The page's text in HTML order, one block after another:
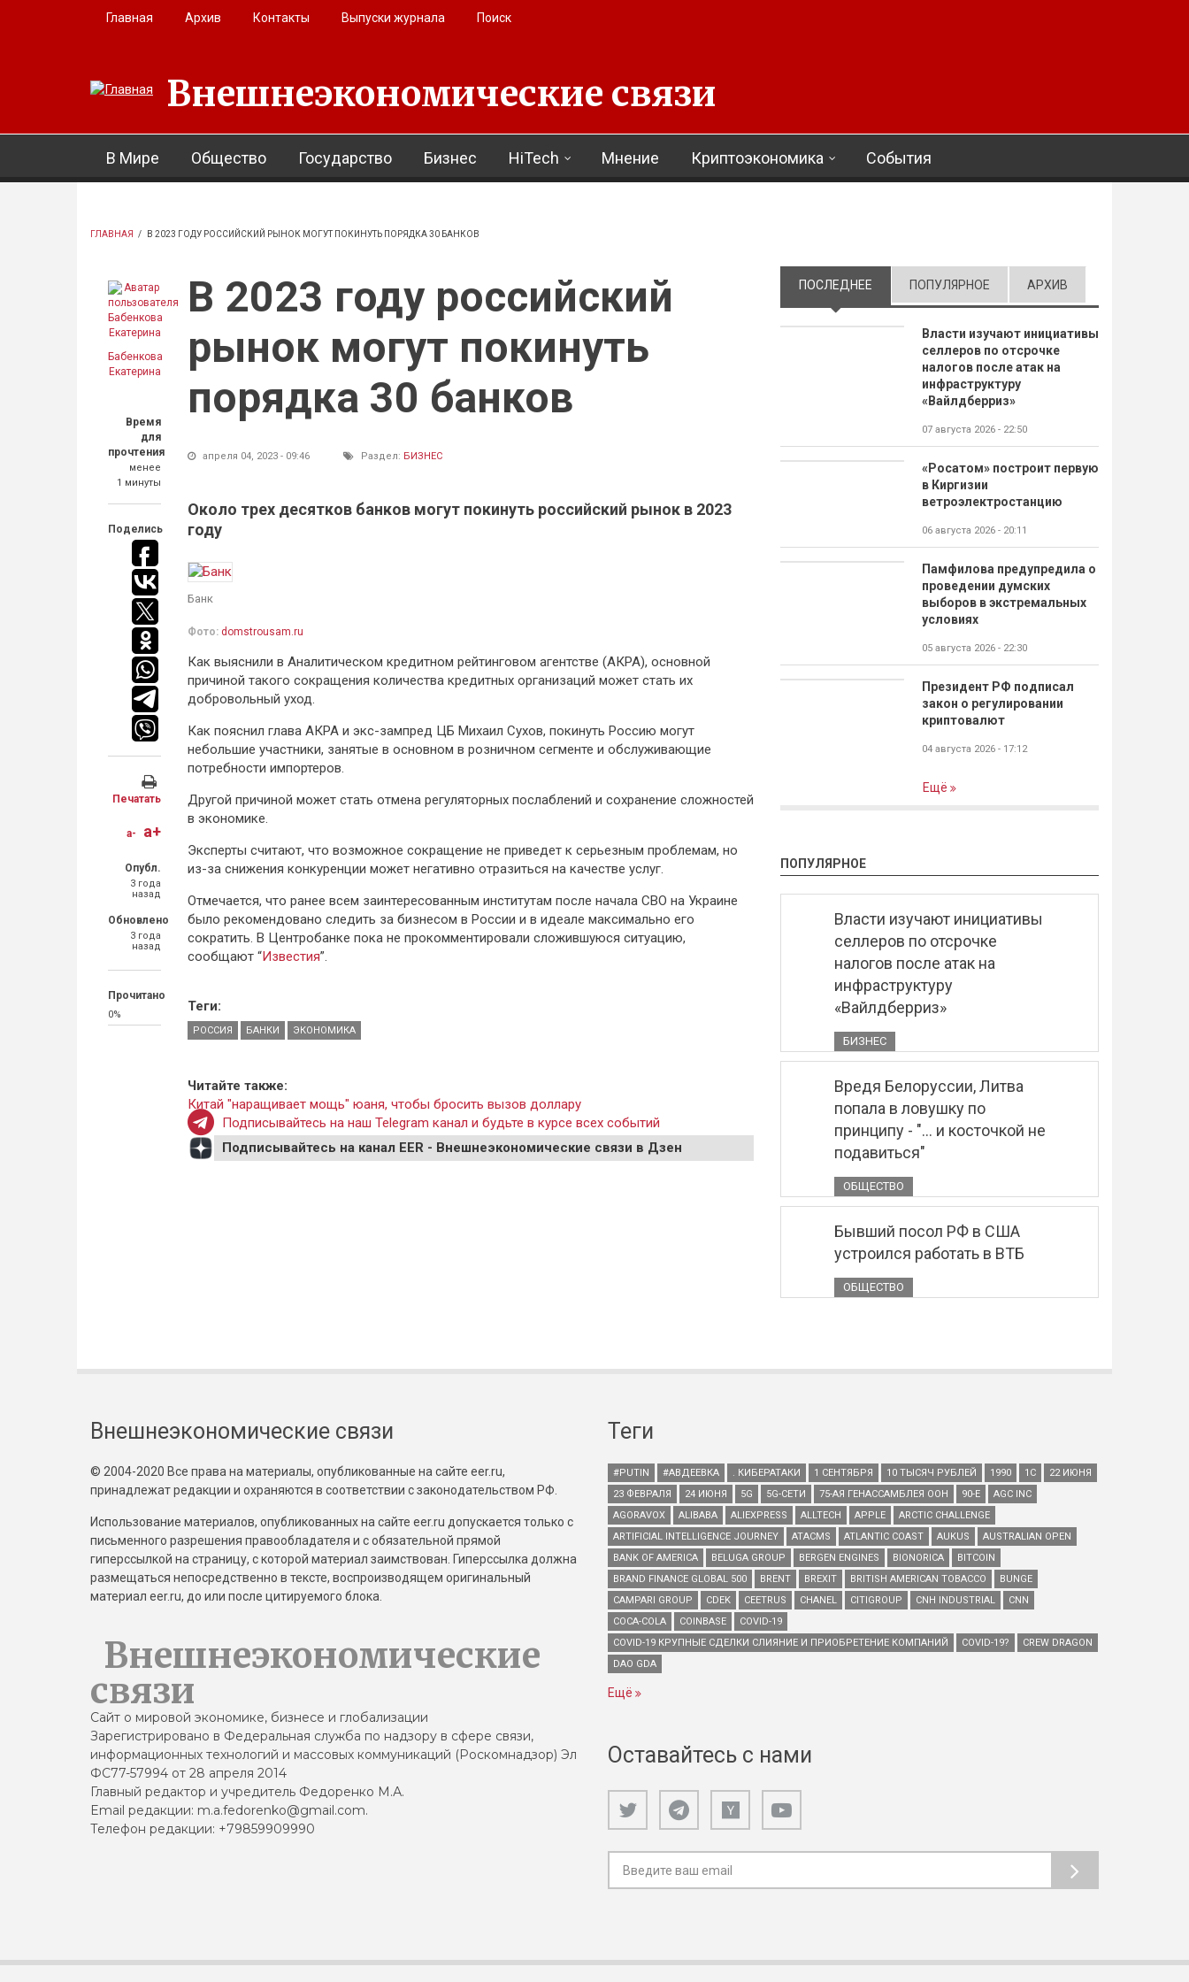
Перейти к основному содержанию
Главная Архив Контакты Выпуски журнала Поиск
Внешнеэкономические связи
В Мире Общество Государство Бизнес HiTech Мнение Криптоэкономика События
ГЛАВНАЯ / В 2023 ГОДУ РОССИЙСКИЙ РЫНОК МОГУТ ПОКИНУТЬ ПОРЯДКА 30 БАНКОВ
Бабенкова
Екатерина
Время
для
прочтения
менее
1 минуты
Поделись
Печатать
a- a+
Опубл.
3 года
назад
Обновлено
3 года
назад
Прочитано
0%
В 2023 году российский
рынок могут покинуть
порядка 30 банков
апреля 04, 2023 - 09:46 Раздел: БИЗНЕС
Около трех десятков банков могут покинуть российский рынок в 2023
году
Банк
Фото: domstrousam.ru
Как выяснили в Аналитическом кредитном рейтинговом агентстве (АКРА), основной
причиной такого сокращения количества кредитных организаций может стать их
добровольный уход.
Как пояснил глава АКРА и экс-зампред ЦБ Михаил Сухов, покинуть Россию могут
небольшие участники, занятые в основном в розничном сегменте и обслуживающие
потребности импортеров.
Другой причиной может стать отмена регуляторных послаблений и сохранение сложностей
в экономике.
Эксперты считают, что возможное сокращение не приведет к серьезным проблемам, но
из-за снижения конкуренции может негативно отразиться на качестве услуг.
Отмечается, что ранее всем заинтересованным институтам после начала СВО на Украине
было рекомендовано следить за бизнесом в России и в идеале максимально его
сократить. В Центробанке пока не прокомментировали сложившуюся ситуацию,
сообщают “Известия”.
Теги:
РОССИЯ БАНКИ ЭКОНОМИКА
Читайте также:
Китай "наращивает мощь" юаня, чтобы бросить вызов доллару
Подписывайтесь на наш Telegram канал и будьте в курсе всех событий
Подписывайтесь на канал EER - Внешнеэкономические связи в Дзен
ПОСЛЕДНЕЕ (АКТИВНАЯ ВКЛАДКА)
ПОПУЛЯРНОЕ АРХИВ
Власти изучают инициативы
селлеров по отсрочке
налогов после атак на
инфраструктуру
«Вайлдберриз»
07 августа 2026 - 22:50
«Росатом» построит первую
в Киргизии
ветроэлектростанцию
06 августа 2026 - 20:11
Памфилова предупредила о
проведении думских
выборов в экстремальных
условиях
05 августа 2026 - 22:30
Президент РФ подписал
закон о регулировании
криптовалют
04 августа 2026 - 17:12
Ещё
ПОПУЛЯРНОЕ
Власти изучают инициативы
селлеров по отсрочке
налогов после атак на
инфраструктуру
«Вайлдберриз»
БИЗНЕС
Вредя Белоруссии, Литва
попала в ловушку по
принципу - "... и косточкой не
подавиться"
ОБЩЕСТВО
Бывший посол РФ в США
устроился работать в ВТБ
ОБЩЕСТВО
Внешнеэкономические связи
© 2004-2020 Все права на материалы, опубликованные на сайте eer.ru,
принадлежат редакции и охраняются в соответствии с законодательством РФ.
Использование материалов, опубликованных на сайте eer.ru допускается только с
письменного разрешения правообладателя и с обязательной прямой
гиперссылкой на страницу, с которой материал заимствован. Гиперссылка должна
размещаться непосредственно в тексте, воспроизводящем оригинальный
материал eer.ru, до или после цитируемого блока.
Внешнеэкономические
связи
Сайт о мировой экономике, бизнесе и глобализации
Зарегистрировано в Федеральная служба по надзору в сфере связи,
информационных технологий и массовых коммуникаций (Роскомнадзор) Эл
ФС77-57994 от 28 апреля 2014
Главный редактор и учредитель Федоренко М.А.
Email редакции: m.a.fedorenko@gmail.com.
Телефон редакции: +79859909990
Теги
#PUTIN #АВДЕЕВКА . КИБЕРАТАКИ 1 СЕНТЯБРЯ 10 ТЫСЯЧ РУБЛЕЙ 1990 1С
22 ИЮНЯ
23 ФЕВРАЛЯ
24 ИЮНЯ 5G 5G-СЕТИ 75-АЯ ГЕНАССАМБЛЕЯ ООН 90-Е
AGC INC
AGORAVOX
ALIBABA ALIEXPRESS ALLTECH APPLE
ARCTIC CHALLENGE
ARTIFICIAL INTELLIGENCE JOURNEY
ATACMS ATLANTIC COAST AUKUS
AUSTRALIAN OPEN
BANK OF AMERICA
BELUGA GROUP BERGEN ENGINES BIONORICA
BITCOIN
BRAND FINANCE GLOBAL 500
BRENT BREXIT BRITISH AMERICAN TOBACCO
BUNGE
CAMPARI GROUP
CDEK CEETRUS CHANEL CITIGROUP CNH INDUSTRIAL
CNN
COCA-COLA
COINBASE
COVID-19
COVID-19 КРУПНЫЕ СДЕЛКИ СЛИЯНИЕ И ПРИОБРЕТЕНИЕ КОМПАНИЙ
COVID-19?
CREW DRAGON
DAO GDA
Ещё
Оставайтесь с нами